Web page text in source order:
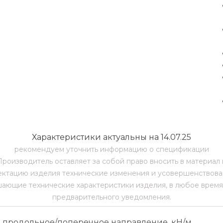
Характеристики актуальны на 14.07.25
рекомендуем уточнить информацию о спецификации
оставляет за собой право вносить в материал
изделия технические изменения и
технические характеристики изделия, в любое
предварительного уведомления.